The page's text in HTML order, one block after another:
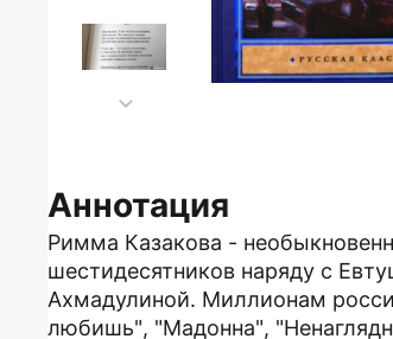
Аннотация
Римма Казакова -
шестидесятников наряду с
Ахмадулиной. Миллионам
любишь", "Мадонна",